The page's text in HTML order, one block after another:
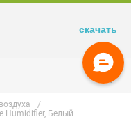
Humidifier, Белый
скачать